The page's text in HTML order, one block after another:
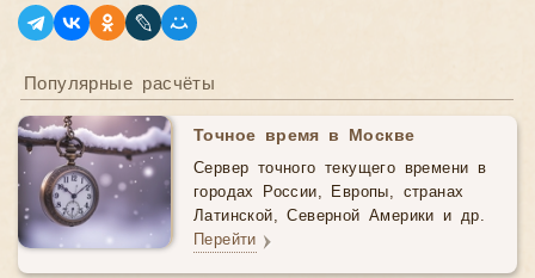
Популярные расчёты
Точное время в Москве
Сервер точного текущего времени в
городах России, Европы, странах
Латинской, Северной Америки и др.
Перейти